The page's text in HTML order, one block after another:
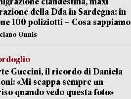
della Dda in Sardegna: in
100 poliziotti – Cosa sappiamo
Onnis
Guccini, il ricordo di Daniela
«Mi scappa sempre un
quando vedo questa foto»